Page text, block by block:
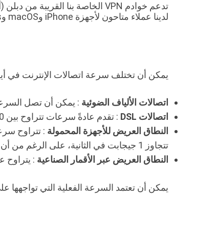
لدينا عملاء متاحون لأجهزة iPhone وmacOS وWindows وAndroid –
يمكن أن تختلف سرعة اتصالات الإنترنت في
اتصالات الألياف الضوئية : يمكن أن تصل السرعة إلى 1 جيجابت في الثانية (1000 ميجابت في
اتصالات DSL
: تقدم عادةً سرعات تتراوح بين 10 ميجابت في الثانية و100 ميجابت في الثانية.
النطاق العريض للأجهزة المحمولة
تتجاوز 1 جيجابت في الثانية، على الرغم من أن التوفر يقتصر على مناطق حضرية معينة.
النطاق العريض عبر الأقمار الصناعية : يتراوح عادةً من 10 ميجابت في الثانية إلى 50 ميجابت في
يمكن أن تعتمد السرعة الفعلية التي